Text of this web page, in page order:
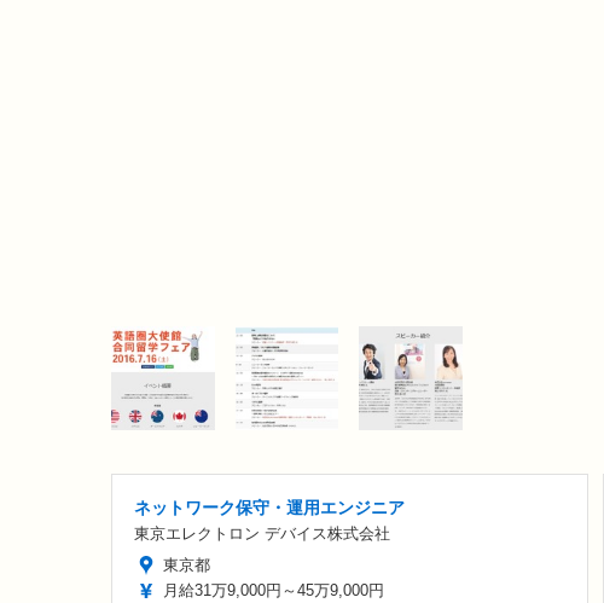
ネットワーク保守・運用エンジニア
東京エレクトロン デバイス株式会社
東京都
月給31万9,000円～45万9,000円